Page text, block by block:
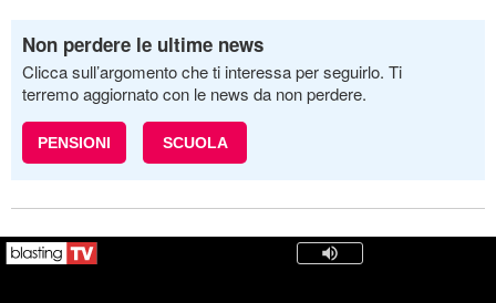
Non perdere le ultime news
Clicca sull’argomento che ti interessa per seguirlo. Ti
terremo aggiornato con le news da non perdere.
PENSIONI SCUOLA